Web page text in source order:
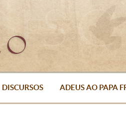
DISCURSOS ADEUS AO PAPA